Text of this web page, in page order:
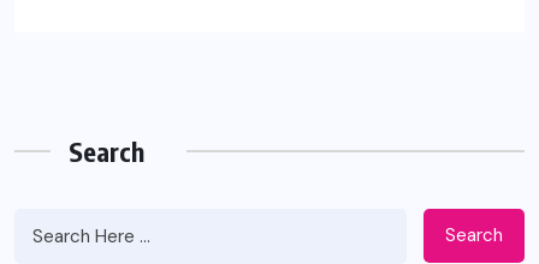
Search
Search